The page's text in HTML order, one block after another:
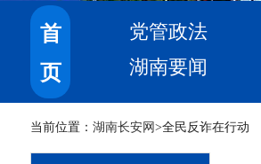
首
页
党管政法
湖南要闻
当前位置： 湖南长安网 >全民反诈在行动